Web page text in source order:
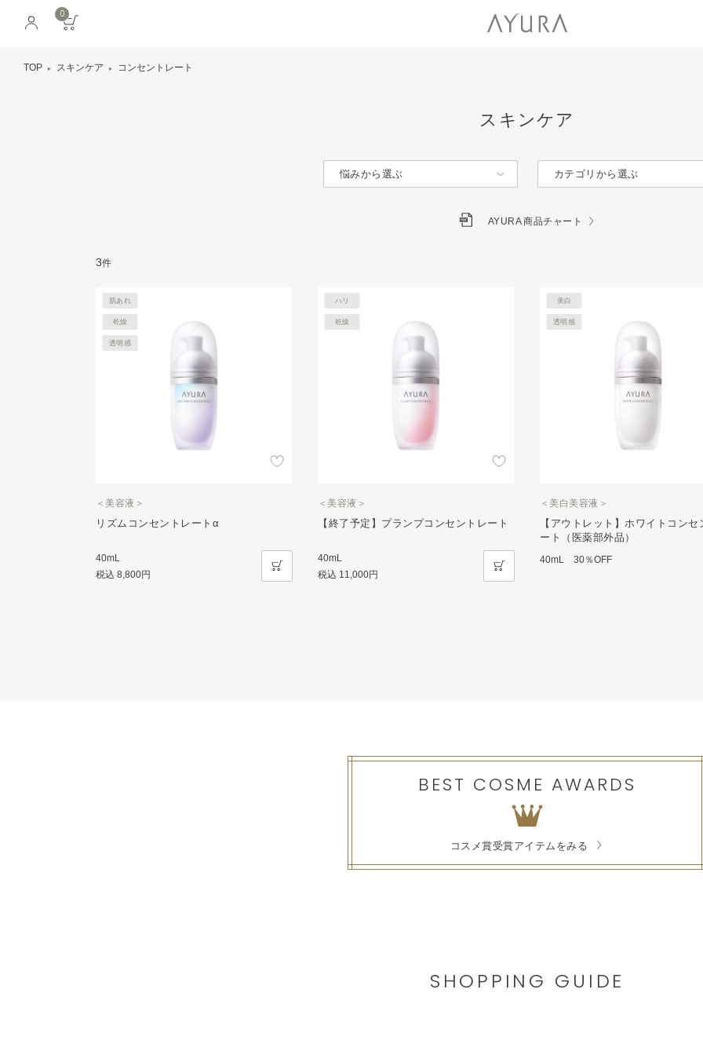
0
TOP スキンケア コンセントレート
スキンケア
悩みから選ぶ カテゴリから選ぶ
AYURA 商品チャート
3件
リズムコンセントレートα
肌あれ
乾燥
透明感
＜美容液＞
40mL
税込 8,800円
【終了予定】プランプコンセントレート
ハリ
乾燥
＜美容液＞
40mL
税込 11,000円
【アウトレット】ホワイトコンセ
ート（医薬部外品）
美白
透明感
＜美白美容液＞
40mL 30％OFF
BEST COSME AWARDS
コスメ賞受賞アイテムをみる
SHOPPING GUIDE